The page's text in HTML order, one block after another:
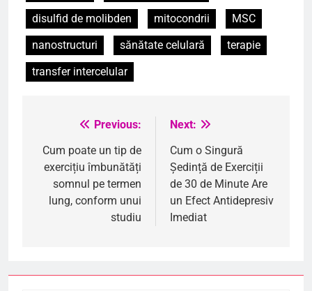
disulfid de molibden
mitocondrii
MSC
nanostructuri
sănătate celulară
terapie
transfer intercelular
Navigare
în
articole
Previous:
Cum poate un tip de
exercițiu îmbunătăți
somnul pe termen
lung, conform unui
studiu
Next:
Cum o Singură
Ședință de Exerciții
de 30 de Minute Are
un Efect Antidepresiv
Imediat